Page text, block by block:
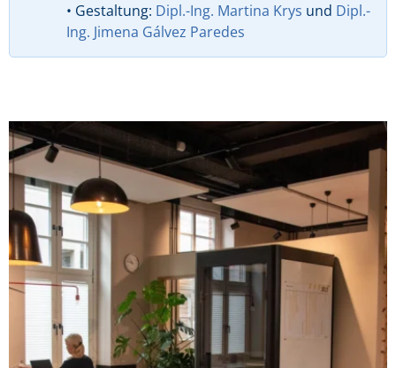
• Gestaltung: Dipl.-Ing. Martina Krys und Dipl.-
Ing. Jimena Gálvez Paredes